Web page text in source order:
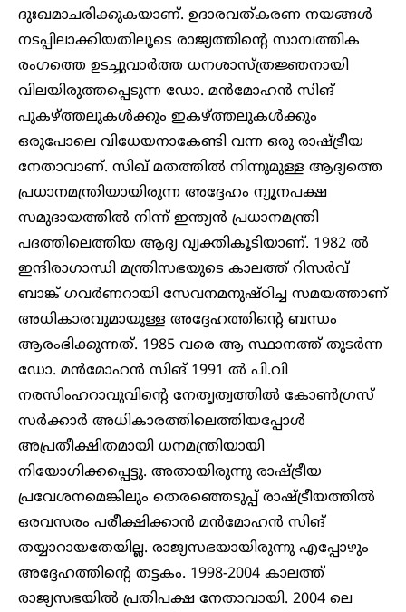
ദുഃഖമാചരിക്കുകയാണ്. ഉദാരവത്കരണ നയങ്ങൾ
നടപ്പിലാക്കിയതിലൂടെ രാജ്യത്തിന്റെ സാമ്പത്തിക
രംഗത്തെ ഉടച്ചുവാർത്ത ധനശാസ്ത്രജ്ഞനായി
വിലയിരുത്തപ്പെടുന്ന ഡോ. മൻമോഹൻ സിങ്
പുകഴ്ത്തലുകൾക്കും ഇകഴ്ത്തലുകൾക്കും
ഒരുപോലെ വിധേയനാകേണ്ടി വന്ന ഒരു രാഷ്ട്രീയ
നേതാവാണ്. സിഖ് മതത്തിൽ നിന്നുമുള്ള ആദ്യത്തെ
പ്രധാനമന്ത്രിയായിരുന്ന അദ്ദേഹം ന്യൂനപക്ഷ
സമുദായത്തിൽ നിന്ന് ഇന്ത്യൻ പ്രധാനമന്ത്രി
പദത്തിലെത്തിയ ആദ്യ വ്യക്തികൂടിയാണ്. 1982 ൽ
ഇന്ദിരാഗാന്ധി മന്ത്രിസഭയുടെ കാലത്ത് റിസർവ്
ബാങ്ക് ഗവർണറായി സേവനമനുഷ്ഠിച്ച സമയത്താണ്
അധികാരവുമായുള്ള അദ്ദേഹത്തിന്റെ ബന്ധം
ആരംഭിക്കുന്നത്. 1985 വരെ ആ സ്ഥാനത്ത് തുടർന്ന
ഡോ. മൻമോഹൻ സിങ് 1991 ൽ പി.വി
നരസിംഹറാവുവിന്റെ നേതൃത്വത്തിൽ കോൺഗ്രസ്
സർക്കാർ അധികാരത്തിലെത്തിയപ്പോൾ
അപ്രതീക്ഷിതമായി ധനമന്ത്രിയായി
നിയോഗിക്കപ്പെട്ടു. അതായിരുന്നു രാഷ്ട്രീയ
പ്രവേശനമെങ്കിലും തെരഞ്ഞെടുപ്പ് രാഷ്ട്രീയത്തിൽ
ഒരവസരം പരീക്ഷിക്കാൻ മൻമോഹൻ സിങ്
തയ്യാറായതേയില്ല. രാജ്യസഭയായിരുന്നു എപ്പോഴും
അദ്ദേഹത്തിന്റെ തട്ടകം. 1998-2004 കാലത്ത്
രാജ്യസഭയിൽ പ്രതിപക്ഷ നേതാവായി. 2004 ലെ